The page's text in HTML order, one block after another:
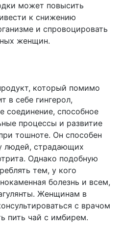
может повысить
к снижению
и спровоцировать
женщин.
который помимо
в себе гингерол,
соединение, способное
процессы и развитие
тошноте. Он способен
людей, страдающих
Однако подобную
тем, у кого
болезнь и всем,
Женщинам в
с врачом
пить чай с имбирем.